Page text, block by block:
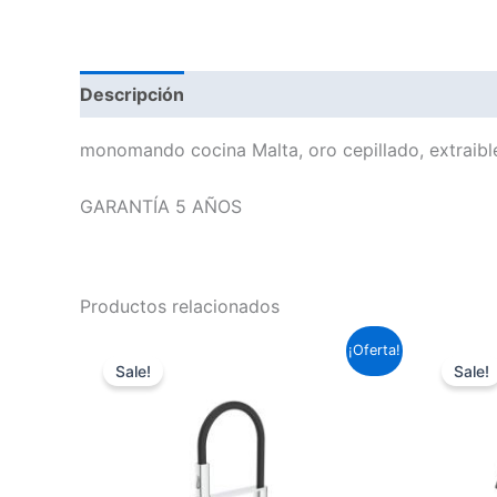
Descripción
monomando cocina Malta, oro cepillado,
GARANTÍA 5 AÑOS
Productos relacionados
¡Oferta!
Sale!
166,98 €.
es:
123,60 €.
Sale!